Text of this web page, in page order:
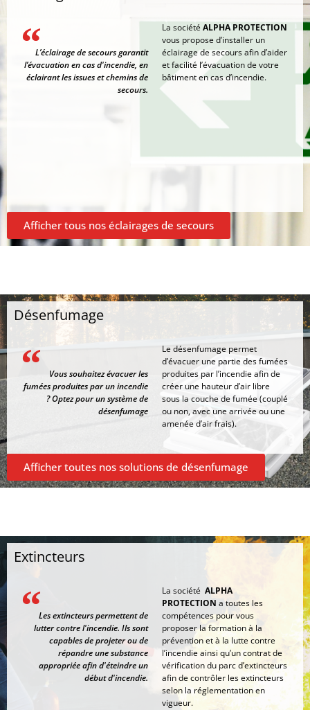
La société ALPHA PROTECTION
vous propose d’installer un
éclairage de secours afin d’aider
et facilité l’évacuation de votre
bâtiment en cas d’incendie.
L’éclairage de secours garantit
l’évacuation en cas d'incendie, en
éclairant les issues et chemins de
secours.
Afficher tous nos éclairages de secours
Désenfumage
Le désenfumage permet
d’évacuer une partie des fumées
produites par l’incendie afin de
créer une hauteur d’air libre
sous la couche de fumée (couplé
ou non, avec une arrivée ou une
amenée d’air frais).
Vous souhaitez évacuer les
fumées produites par un incendie
? Optez pour un système de
désenfumage
Afficher toutes nos solutions de désenfumage
Extincteurs
La société ALPHA
PROTECTION a toutes les
compétences pour vous
proposer la formation à la
prévention et à la lutte contre
l’incendie ainsi qu’un contrat de
vérification du parc d’extincteurs
afin de contrôler les extincteurs
selon la réglementation en
vigueur.
Les extincteurs permettent de
lutter contre l'incendie. Ils sont
capables de projeter ou de
répandre une substance
appropriée afin d'éteindre un
début d'incendie.